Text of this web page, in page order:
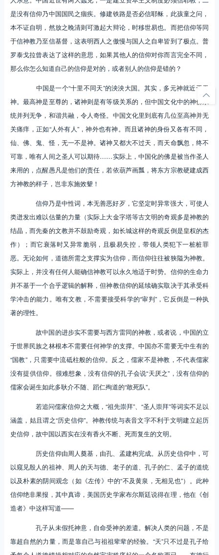
是没有信仰乃中国国民之痼疾。修建铁路是否必信耶稣，此孩童之问，
本不证自明，然放之晚清则可激起大辩论，时移世易也。而把信仰等同
于信神教乃至信基督，这表明西人之傲慢与国人之自卑皆到了极点。普
罗泰戈拉曾表达了这样的意思，如果其他人的信仰对你而言完全不同，
那么你怎么知道自己的信仰是对的，或者别人的信仰是错的？
中国是一个“十里不同天”的泱泱大国。其实，多元神就近于无
神。最高神是至尊的，诸神则是有等级关系的，但中国文化中的神佛系
统并列无争，和谐共融，令人奇怪。中国文化里到底有几位至高神并无
关痛痒，正如“人外有人”，神外也有神。而且诸神的身份又各有不同，
仙、佛、鬼、怪，无一不是神。诸神又都大不过天，而天命飘忽，终不
可靠，唯有人间之圣人可以期待……实际上，中国化的佛是被当作圣人
来用的，点醒愚凡是他们的责任，若依葫芦画瓢，将东方宗教硬建成西
方神教的样子，岂非东施效颦！
信仰乃是中性词，本无善恶好歹，它坚定时异常强大，可使人
类迸发出难以估量的力量（实际上大金字塔等古文明的奇观多是神教的
结晶，而先秦的文教并不鼓励奇观，如长城这样的奇观反倒是皇权的杰
作）；而它衰落时又异常脆弱，且极易失控，带领人类犯下一桩桩罪
恶。无论如何，道德所需之支撑实为信仰，而信仰往往被狭隘为神教。
实际上，并没有任何人能确信神教可以永久地适于时势。信仰的生命力
并不基于一个合乎逻辑的解释，但神教信仰的延续确实取决于其承受科
学冲击的能力。唯有文教，不需要接受科学的“审判”，它反倒是一种执
著的理性。
故中国的进步实不需要与西方雷同的神教，或者说，中国的立
于世界民族之林根本不需要任何神学的支撑。中国亦不需要无中生有的
“国教”，只需要中流砥柱般的信仰。反之，儒家不是神教，不代表儒家
没有提供信仰。很难想象，没有信仰的孔子会说“天厌之”，没有信仰的
儒家会诞生如此多耿介不随、蹈仁殉道的“敢死队”。
若追问儒家信仰之大概，“祖先崇拜”、“圣人崇拜”等词实不足以
涵盖，姑且谓之“历史信仰”。神教传统与表音文字不利于文明建立起历
史信仰，故中国以西实在没有香火不断、死而复生的文明。
历史信仰由周人奠基，由孔、孟建构完成。从历史信仰中，可
以窥见殷人的祖神、周人的天与德、老子的道、孔子的仁、孟子的道统
以及朴素的阴间观念（如《左传》中的“不及黄泉，无相见也”）。此种
信仰绝非果报，其中真谛，美国历史学家布尔斯廷说得在理，他在《创
造者》中这样写道——
孔子从未假托神意，自命受神的差遣。解决人类的问题，不是
靠超自然的力量，而是靠自己与祖祖辈辈的经验。“天”只不过是孔子给